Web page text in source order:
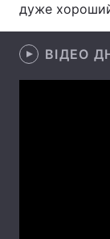
Архів
Контакти
Послуги
дуже
ВІДЕО